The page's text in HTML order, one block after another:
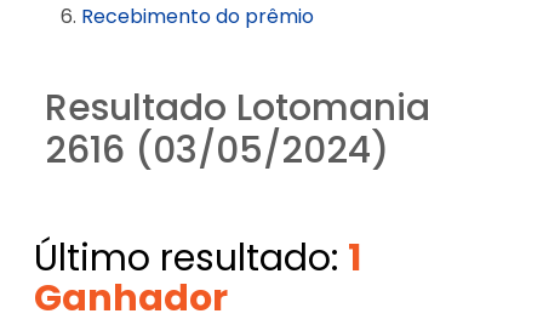
Recebimento do prêmio
Resultado Lotomania
2616 (03/05/2024)
Último resultado: 1
Ganhador